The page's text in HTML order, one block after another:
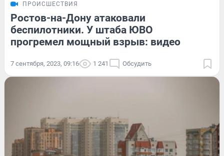
ПРОИСШЕСТВИЯ
Ростов-на-Дону атаковали
беспилотники. У штаба ЮВО
прогремел мощный взрыв: видео
7 сентября, 2023, 09:16 1 241 Обсудить